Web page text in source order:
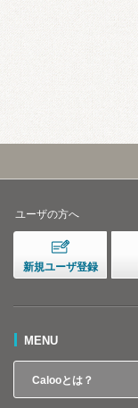
ユーザの方へ
新規ユーザ登録
MENU
Calooとは？